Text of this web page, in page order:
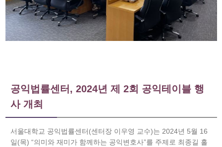
공익법률센터, 2024년 제 2회 공익테이블 행
사 개최
서울대학교 공익법률센터(센터장 이우영 교수)는 2024년 5월 16
일(목) “의미와 재미가 함께하는 공익변호사”를 주제로 최종길 홀